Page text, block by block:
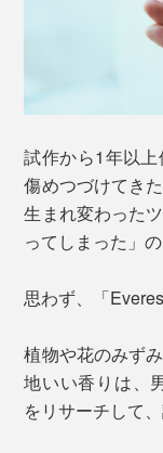
試作から1年以
傷めつづけてき
生まれ変わった
ってしまった」の
思わず、「
植物や花のみず
地いい香りは、
をリサーチして